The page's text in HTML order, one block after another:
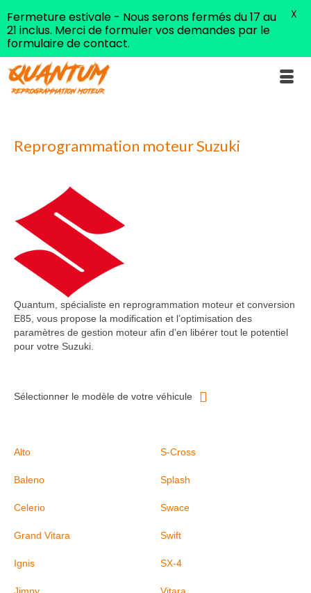
Reprogrammation moteur Suzuki
Quantum, spécialiste en reprogrammation moteur et conversion
E85, vous propose la modification et l’optimisation des
paramètres de gestion moteur afin d’en libérer tout le potentiel
pour votre Suzuki.
Sélectionner le modèle de votre véhicule
Alto
Baleno
Celerio
Grand Vitara
Ignis
S-Cross
Splash
Swace
Swift
SX-4
Fermeture estivale - Nous serons fermés du 17 au
21 inclus. Merci de formuler vos demandes par le
formulaire de contact.
X